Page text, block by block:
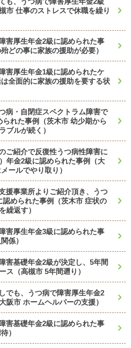
市 仕事のストレスで休職を繰り
害厚生年金2級に認められた事
どの事に家族の援助が必要）
害厚生年金1級に認められたケ
全面的に家族の援助を要する状
病・自閉症スペクトラム障害で
られた事例（茨木市 幼少期から
ブルが続く）
ご紹介で反復性うつ病性障害に
年金2級に認められた事例（大
ールでやり取り）
援事業所よりご紹介頂き、うつ
められた事例（茨木市 症状の
繰返す）
害厚生年金3級に認められた事
係）
害基礎年金2級が決定し、5年間
ス（高槻市 5年間遡り）
でも、うつ病で障害厚生年金2
阪市 ホームヘルパーの支援）
害基礎年金2級に認められた事
）